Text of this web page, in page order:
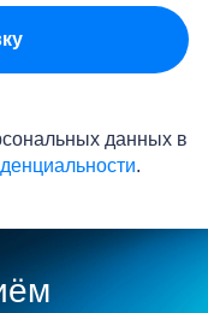
данных в
.